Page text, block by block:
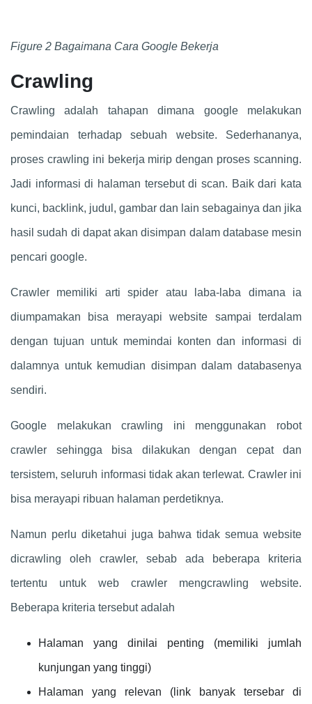
Figure 2 Bagaimana Cara Google Bekerja
Crawling
Crawling adalah tahapan dimana google melakukan
pemindaian terhadap sebuah website. Sederhananya,
proses crawling ini bekerja mirip dengan proses scanning.
Jadi informasi di halaman tersebut di scan. Baik dari kata
kunci, backlink, judul, gambar dan lain sebagainya dan jika
hasil sudah di dapat akan disimpan dalam database mesin
pencari google.
Crawler memiliki arti spider atau laba-laba dimana ia
diumpamakan bisa merayapi website sampai terdalam
dengan tujuan untuk memindai konten dan informasi di
dalamnya untuk kemudian disimpan dalam databasenya
sendiri.
Google melakukan crawling ini menggunakan robot
crawler sehingga bisa dilakukan dengan cepat dan
tersistem, seluruh informasi tidak akan terlewat. Crawler ini
bisa merayapi ribuan halaman perdetiknya.
Namun perlu diketahui juga bahwa tidak semua website
dicrawling oleh crawler, sebab ada beberapa kriteria
tertentu untuk web crawler mengcrawling website.
Beberapa kriteria tersebut adalah
Halaman yang dinilai penting (memiliki jumlah
kunjungan yang tinggi)
Halaman yang relevan (link banyak tersebar di